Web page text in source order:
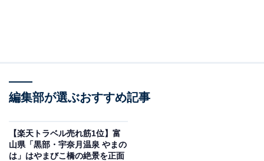
サンマリン気仙沼ホテル観洋（画像出典：楽天トラベル）
可能です。
編集部が選ぶおすすめ記事
【楽天トラベル売れ筋1位】富
山県「黒部・宇奈月温泉 やまの
は」はやまびこ橋の絶景を正面